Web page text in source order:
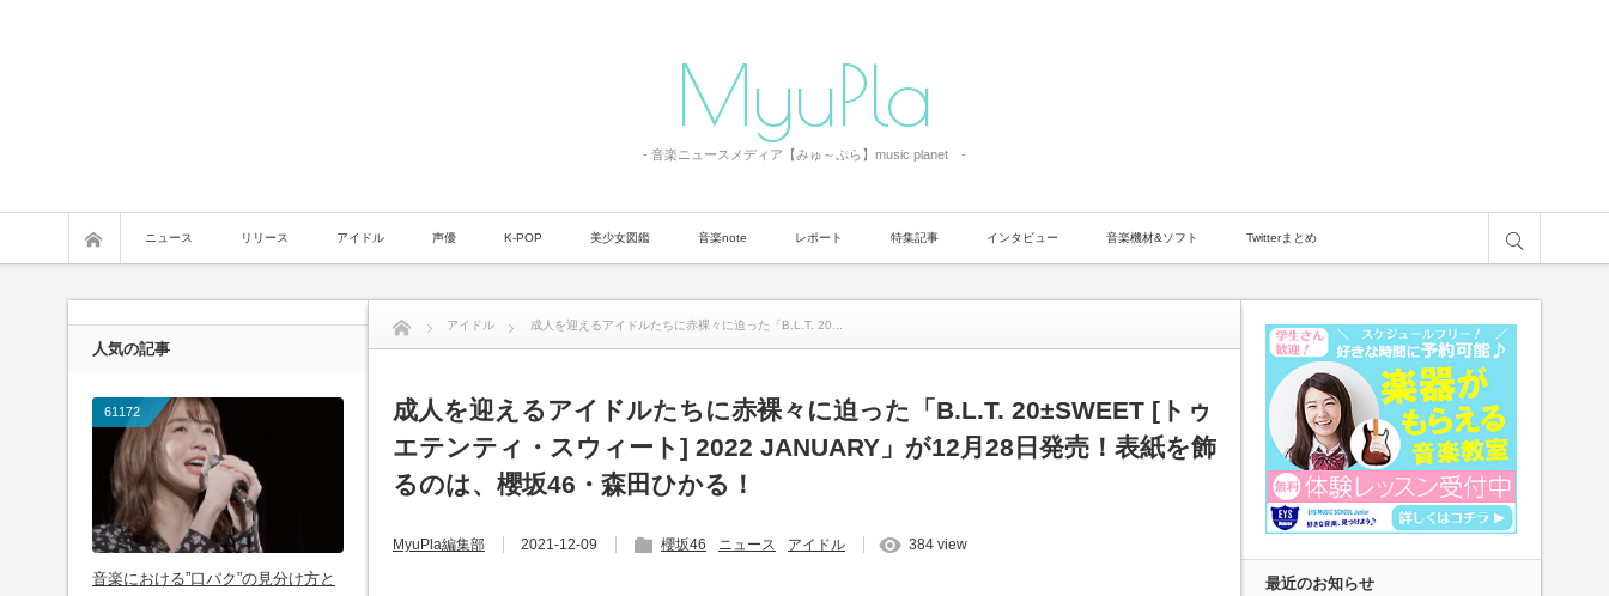
MyuPla
- 音楽ニュースメディア【みゅ～ぷら】music planet -
ニュース リリース アイドル 声優 K-POP 美少女図鑑 音楽note レポート 特集記事 インタビュー 音楽機材&ソフト Twitterまとめ
アイドル 成人を迎えるアイドルたちに赤裸々に迫った「B.L.T. 20...
成人を迎えるアイドルたちに赤裸々に迫った「B.L.T. 20±SWEET [トゥ
エテンティ・スウィート] 2022 JANUARY」が12月28日発売！表紙を飾
るのは、櫻坂46・森田ひかる！
MyuPla編集部 2021-12-09 櫻坂46 ニュース アイドル 384 view
人気の記事
61172
音楽における”口パク”の見分け方と
最近のお知らせ